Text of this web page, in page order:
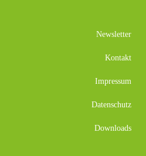
Newsletter
Kontakt
Impressum
Datenschutz
Downloads